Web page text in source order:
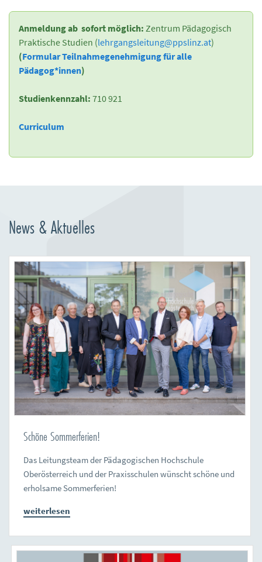
Anmeldung ab sofort möglich: Zentrum Pädagogisch
Praktische Studien (lehrgangsleitung@ppslinz.at)
(Formular Teilnahmegenehmigung für alle
Pädagog*innen)
Studienkennzahl: 710 921
Curriculum
News & Aktuelles
Schöne Sommerferien!
Das Leitungsteam der Pädagogischen Hochschule
Oberösterreich und der Praxisschulen wünscht schöne und
erholsame Sommerferien!
weiterlesen